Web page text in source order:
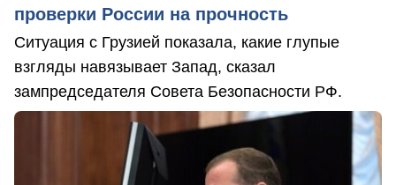
проверки России на прочность
Ситуация с Грузией показала, какие глупые
взгляды навязывает Запад, сказал
зампредседателя Совета Безопасности РФ.